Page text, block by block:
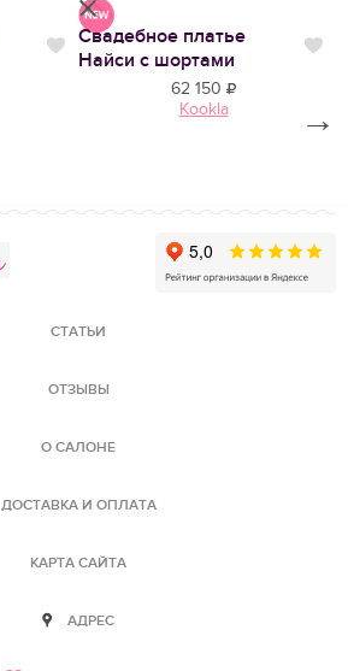
Нравится
Свадебное платье
Найси с шортами
62 150
Kookla
→
СТАТЬИ
ОТЗЫВЫ
О САЛОНЕ
ДОСТАВКА И ОПЛАТА
КАРТА САЙТА
АДРЕС